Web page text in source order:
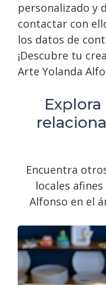
personalizado y
contactar con
los datos de
¡Descubre tu
Arte Yolanda
Encuentra
locales
Alfonso en el